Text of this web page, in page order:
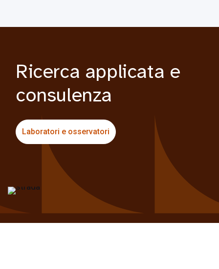
Ricerca applicata e
consulenza
Laboratori e osservatori